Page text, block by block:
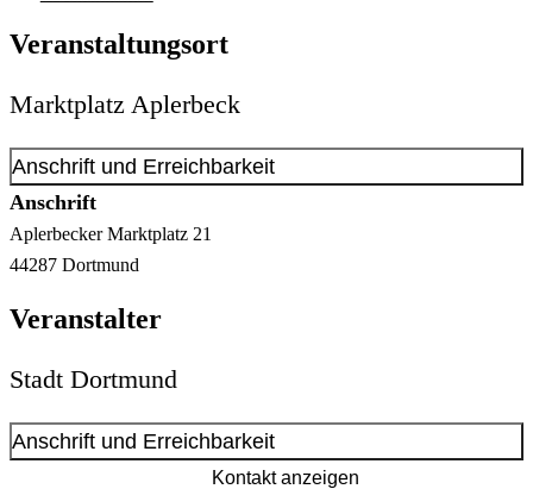
Veranstaltungsort
Marktplatz Aplerbeck
Anschrift und Erreichbarkeit
Anschrift
Aplerbecker Marktplatz 21
44287 Dortmund
Veranstalter
Stadt Dortmund
Anschrift und Erreichbarkeit
Kontakt anzeigen